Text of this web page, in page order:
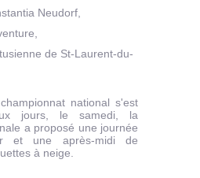
Neudorf,
de St-Laurent-du-
national s'est
jours, le samedi, la
a proposé une journée
et une après-midi de
à neige.